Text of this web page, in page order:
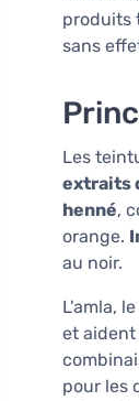
produits
sans
Les
extraits
henné,
orange.
au noir.
L'amla,
et aident
pour les